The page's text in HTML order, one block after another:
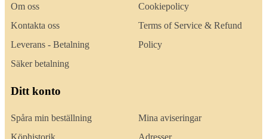
Om oss
Kontakta oss
Leverans - Betalning
Säker betalning
Cookiepolicy
Terms of Service & Refund
Policy
Ditt konto
Spåra min beställning
Köphistorik
Mina aviseringar
Adresser